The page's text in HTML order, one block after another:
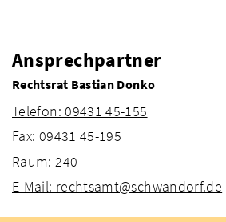
Ansprechpartner
Rechtsrat Bastian Donko
Telefon: 09431 45-155
Fax: 09431 45-195
Raum: 240
E-Mail: rechtsamt@schwandorf.de